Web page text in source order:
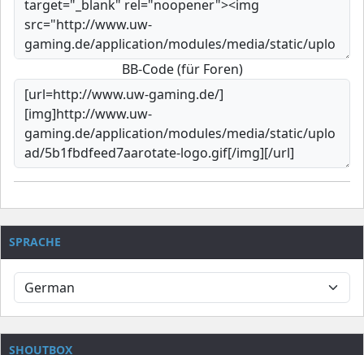
BB-Code (für Foren)
SPRACHE
SHOUTBOX